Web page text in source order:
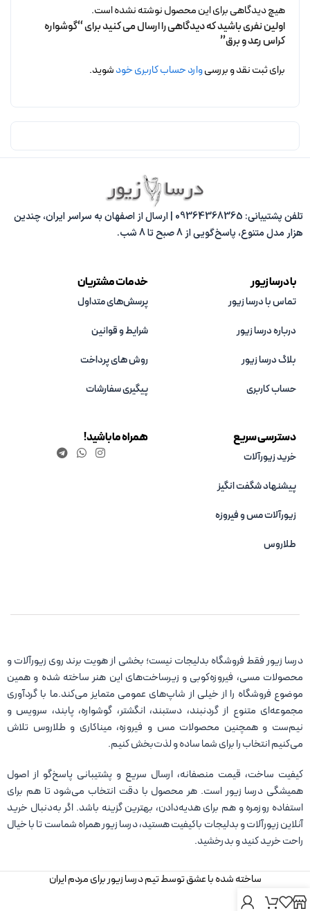
هیچ دیدگاهی برای این محصول نوشته نشده است.
اولین نفری باشید که دیدگاهی را ارسال می کنید برای “گوشواره
کراس رعد و برق”
برای ثبت نقد و بررسیوارد حساب کاربری خودشوید.
تلفن پشتیبانی: 09364368365 | ارسال از اصفهان به سراسر ایران، چندین
هزار مدل متنوع، پاسخ‌گویی از 8 صبح تا 8 شب.
با درسا زیور
تماس با درسا زیور
درباره درسا زیور
بلاگ درسا زیور
حساب کاربری
خدمات مشتریان
پرسش‌های متداول
شرایط و قوانین
روش های پرداخت
پیگیری سفارشات
دسترسی سریع
خرید زیورآلات
پیشنهاد شگفت انگیز
زیورآلات مس و فیروزه‌
طلاروس
همراه ما باشید!
درسا زیور فقط فروشگاه بدلیجات نیست؛ بخشی از هویت برند روی زیورآلات و
محصولات مسی، فیروزه‌کوبی و زیرساخت‌های این هنر ساخته شده و همین
موضوع فروشگاه را از خیلی از شاپ‌های عمومی متمایز می‌کند.ما با گردآوری
مجموعه‌ای متنوع از گردنبند، دستبند، انگشتر، گوشواره، پابند، سرویس و
نیم‌ست و همچنین محصولات مس و فیروزه، میناکاری و طلاروس تلاش
می‌کنیم انتخاب را برای شما ساده و لذت‌بخش کنیم.
کیفیت ساخت، قیمت منصفانه، ارسال سریع و پشتیبانی پاسخ‌گو از اصول
همیشگی درسا زیور است. هر محصول با دقت انتخاب می‌شود تا هم برای
استفاده روزمره و هم برای هدیه‌دادن، بهترین گزینه باشد. اگر به‌دنبال خرید
آنلاین زیورآلات و بدلیجات باکیفیت هستید، درسا زیور همراه شماست تا با خیال
راحت خرید کنید و بدرخشید.
ساخته شده با عشق توسط تیم درسا زیور برای مردم ایران